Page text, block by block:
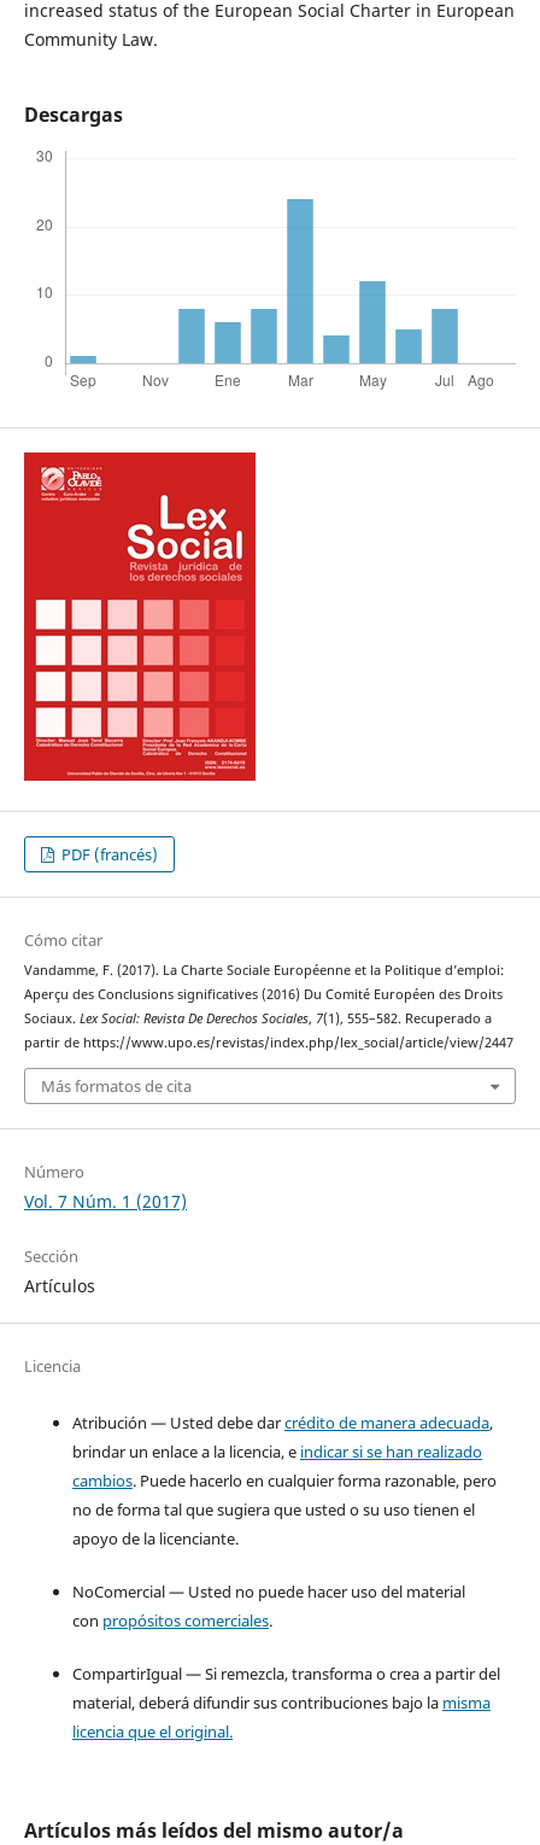
increased status of the European Social Charter in European
Community Law.
Descargas
PDF (francés)
Cómo citar
Vandamme, F. (2017). La Charte Sociale Européenne et la Politique d’emploi:
Aperçu des Conclusions significatives (2016) Du Comité Européen des Droits
Sociaux. Lex Social: Revista De Derechos Sociales, 7(1), 555–582. Recuperado a
partir de https://www.upo.es/revistas/index.php/lex_social/article/view/2447
Más formatos de cita
Número
Vol. 7 Núm. 1 (2017)
Sección
Artículos
Licencia
Atribución — Usted debe darcrédito de manera adecuada,
brindar un enlace a la licencia, e indicar si se han realizado
cambios. Puede hacerlo en cualquier forma razonable, pero
no de forma tal que sugiera que usted o su uso tienen el
apoyo de la licenciante.
NoComercial — Usted no puede hacer uso del material
con propósitos comerciales.
CompartirIgual — Si remezcla, transforma o crea a partir del
material, deberá difundir sus contribuciones bajo la misma
licencia que el original.
Artículos más leídos del mismo autor/a